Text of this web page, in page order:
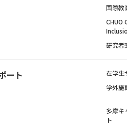
国際教
CHUO
研究者
ート 在学生
学外施
多摩キ
ト